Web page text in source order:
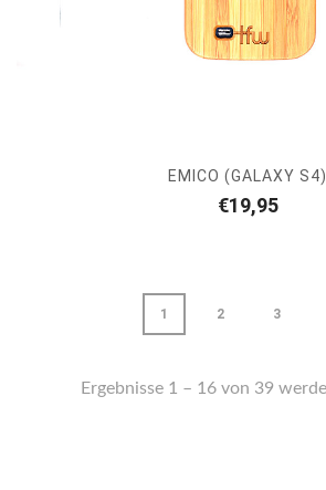
EMICO (GALAXY S4)
€19,95
1 2 3
Ergebnisse 1 – 16 von 39